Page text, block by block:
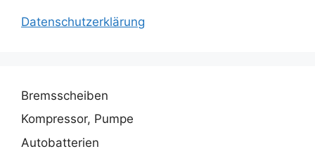
Datenschutzerklärung
Bremsscheiben
Kompressor, Pumpe
Autobatterien